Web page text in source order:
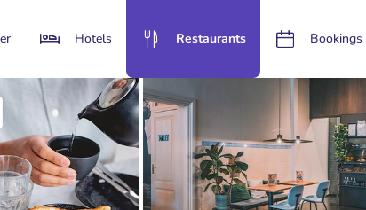
Hotels Restaurants Bookings